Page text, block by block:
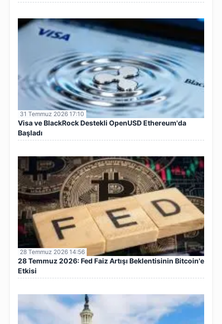
31 Temmuz 2026 17:10
Visa ve BlackRock Destekli OpenUSD Ethereum'da
Başladı
28 Temmuz 2026 14:56
28 Temmuz 2026: Fed Faiz Artışı Beklentisinin Bitcoin'e
Etkisi